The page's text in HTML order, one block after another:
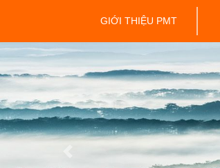
GIỚI THIỆU PMT